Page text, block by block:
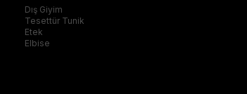
Dış Giyim
Tesettür Tunik
Etek
Elbise